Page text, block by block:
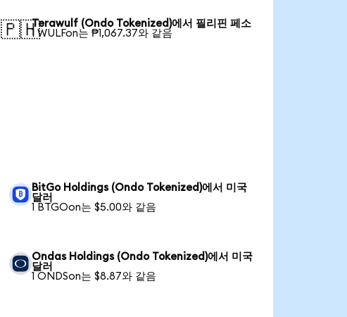
🇵🇭Terawulf (Ondo Tokenized)에서 필리핀 페소
1 WULFon는 ₱1,067.37와 같음
BitGo Holdings (Ondo Tokenized)에서 미국
달러
1 BTGOon는 $5.00와 같음
Ondas Holdings (Ondo Tokenized)에서 미국
달러
1 ONDSon는 $8.87와 같음